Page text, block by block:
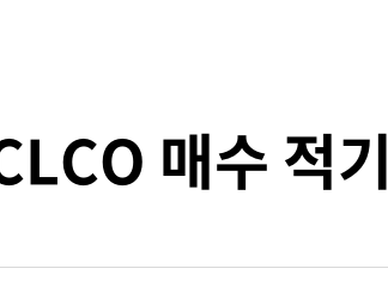
매수 적